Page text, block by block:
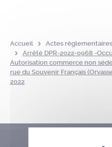
Accueil
Actes réglementaires
Arrêté DPR-2022-0968 -
Autorisation commerce non
rue du Souvenir Français
2022